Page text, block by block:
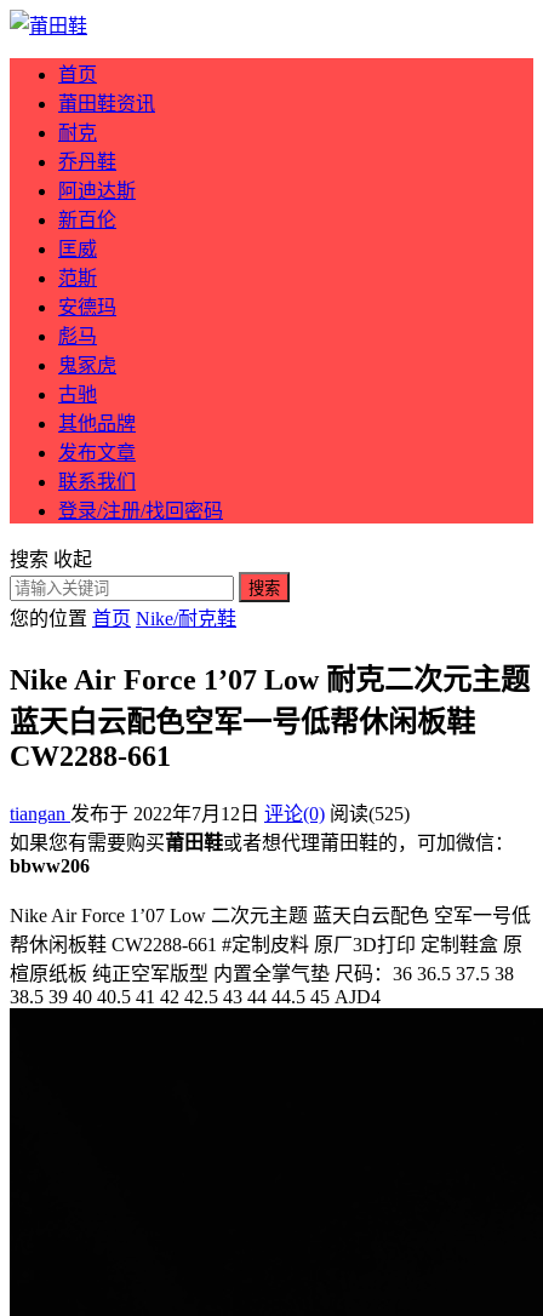
首页
莆田鞋资讯
耐克
乔丹鞋
阿迪达斯
新百伦
匡威
范斯
安德玛
彪马
鬼冢虎
古驰
其他品牌
发布文章
联系我们
登录/注册/找回密码
搜索 收起
搜索
您的位置 首页 Nike/耐克鞋
Nike Air Force 1’07 Low 耐克二次元主题
蓝天白云配色空军一号低帮休闲板鞋
CW2288-661
tiangan 发布于 2022年7月12日 评论(0) 阅读(525)
如果您有需要购买莆田鞋或者想代理莆田鞋的，可加微信：
bbww206
Nike Air Force 1’07 Low 二次元主题 蓝天白云配色 空军一号低
帮休闲板鞋 CW2288-661 #定制皮料 原厂3D打印 定制鞋盒 原
楦原纸板 纯正空军版型 内置全掌气垫 尺码：36 36.5 37.5 38
38.5 39 40 40.5 41 42 42.5 43 44 44.5 45 AJD4